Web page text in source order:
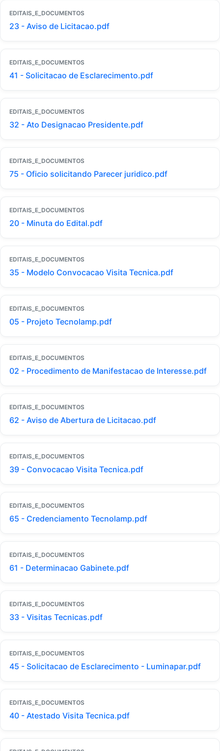
EDITAIS_E_DOCUMENTOS
23 - Aviso de Licitacao.pdf
EDITAIS_E_DOCUMENTOS
41 - Solicitacao de Esclarecimento.pdf
EDITAIS_E_DOCUMENTOS
32 - Ato Designacao Presidente.pdf
EDITAIS_E_DOCUMENTOS
75 - Oficio solicitando Parecer juridico.pdf
EDITAIS_E_DOCUMENTOS
20 - Minuta do Edital.pdf
EDITAIS_E_DOCUMENTOS
35 - Modelo Convocacao Visita Tecnica.pdf
EDITAIS_E_DOCUMENTOS
05 - Projeto Tecnolamp.pdf
EDITAIS_E_DOCUMENTOS
02 - Procedimento de Manifestacao de Interesse.pdf
EDITAIS_E_DOCUMENTOS
62 - Aviso de Abertura de Licitacao.pdf
EDITAIS_E_DOCUMENTOS
39 - Convocacao Visita Tecnica.pdf
EDITAIS_E_DOCUMENTOS
65 - Credenciamento Tecnolamp.pdf
EDITAIS_E_DOCUMENTOS
61 - Determinacao Gabinete.pdf
EDITAIS_E_DOCUMENTOS
33 - Visitas Tecnicas.pdf
EDITAIS_E_DOCUMENTOS
45 - Solicitacao de Esclarecimento - Luminapar.pdf
EDITAIS_E_DOCUMENTOS
40 - Atestado Visita Tecnica.pdf